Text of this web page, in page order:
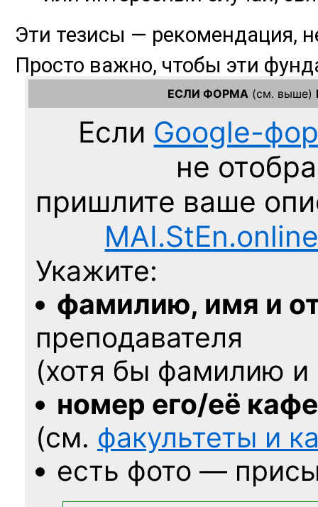
ЕСЛИ ФОРМА (см. выше)
Если Google-
не
пришлите ваше
Укажите:
фамилию, имя и
преподавателя
(хотя бы фамилию
номер его/её
(см. факультеты и
есть фото —